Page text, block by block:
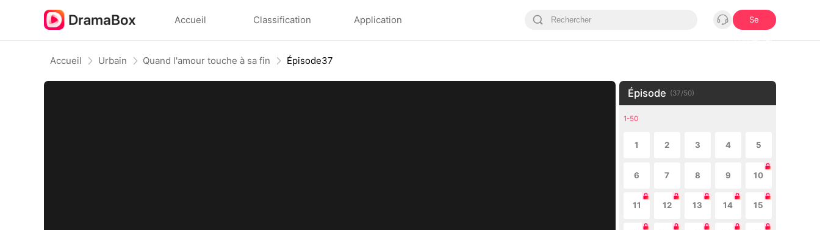
Accueil Classification Application Se
Accueil Urbain Quand l'amour touche à sa fin Épisode37
Épisode (37/50)
1-50
1 2 3 4 5
6 7 8 9 10
11 12 13 14 15